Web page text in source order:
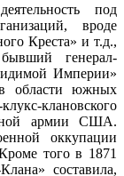
под
вроде
Креста» и т.д.,
генерал-
Империи»
области южных
клановского
армии США.
оккупации
того в 1871
составила,